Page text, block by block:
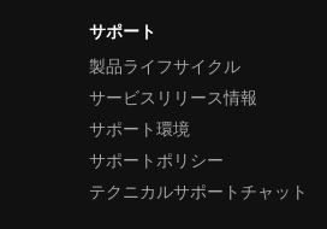
サポート
製品ライフサイクル
サービスリリース情報
サポート環境
サポートポリシー
テクニカルサポートチャット